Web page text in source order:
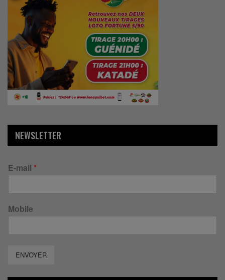
NEWSLETTER
E-mail *
Mobile
ENVOYER